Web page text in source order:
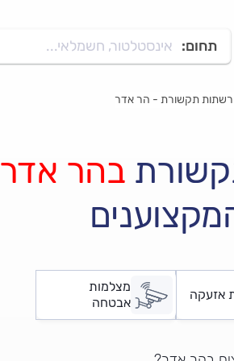
תחום: אינסטלטור, חשמלאי...
רשתות תקשורת - הר אדר
בהר אדר
אזעקה
מצלמות
אבטחה